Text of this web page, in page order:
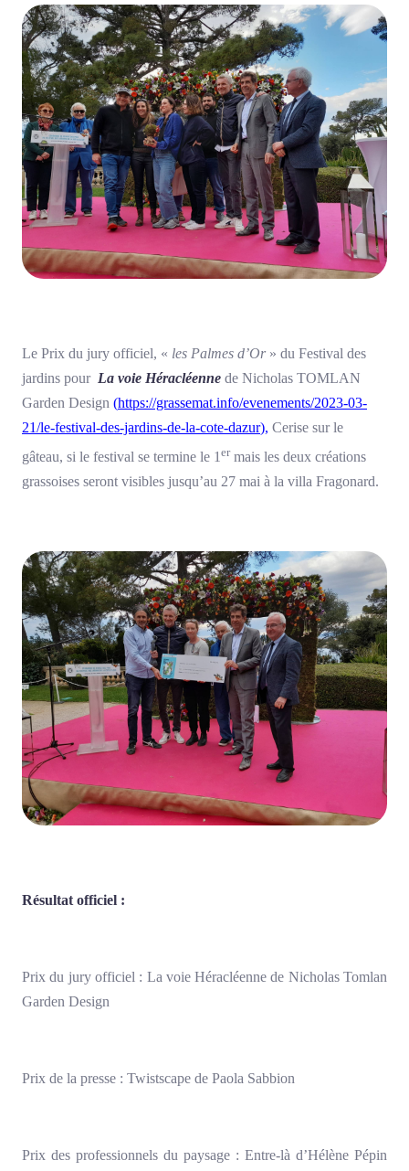
Le Prix du jury officiel, « les Palmes d’Or» du Festival des
jardins pour La voie Héracléenne de Nicholas TOMLAN
Garden Design (https://grassemat.info/evenements/2023-03-
21/le-festival-des-jardins-de-la-cote-dazur), Cerise sur le
gâteau, si le festival se termine le 1 ermais les deux créations
grassoises seront visibles jusqu’au 27 mai à la villa Fragonard.
Résultat officiel :
Prix du jury officiel : La voie Héracléenne de Nicholas Tomlan
Garden Design
Prix de la presse : Twistscape de Paola Sabbion
Prix des professionnels du paysage : Entre-là d’Hélène Pépin